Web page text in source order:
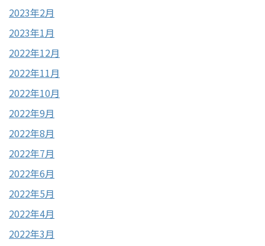
2023年2月
2023年1月
2022年12月
2022年11月
2022年10月
2022年9月
2022年8月
2022年7月
2022年6月
2022年5月
2022年4月
2022年3月